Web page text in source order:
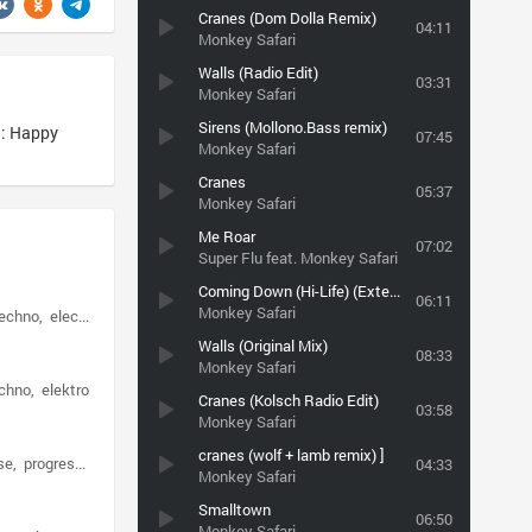
Cranes (Dom Dolla Remix)
Monkey Safari
04:11
Walls (Radio Edit)
Monkey Safari
03:31
Sirens (Mollono.Bass remix)
Monkey Safari
07:45
Cranes
Monkey Safari
05:37
Me Roar
Super Flu feat. Monkey Safari
07:02
Coming Down (Hi-Life) (Extended Mix)
Monkey Safari
06:11
Walls (Original Mix)
Monkey Safari
08:33
Cranes (Kolsch Radio Edit)
Monkey Safari
03:58
cranes (wolf + lamb remix) ]
Monkey Safari
04:33
Smalltown
06:50
Happy
electronic
elektro
progressive house